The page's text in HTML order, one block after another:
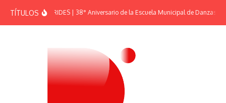
TÍTULOSEFEMÉRIDES | 38° Aniversario de la Escuela Municipal de Danzas “El